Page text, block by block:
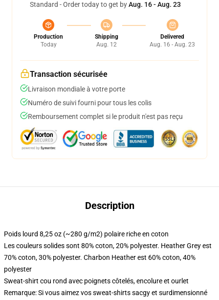
Standard - Order today to get byAug. 16 - Aug. 23
Production
Today
Shipping
Aug. 12
Delivered
Aug. 16 - Aug. 23
Transaction sécurisée
Livraison mondiale à votre porte
Numéro de suivi fourni pour tous les colis
Remboursement complet si le produit n'est pas reçu
Description
Poids lourd 8,25 oz (~280 g/m2) polaire riche en coton
Les couleurs solides sont 80% coton, 20% polyester. Heather Grey est
70% coton, 30% polyester. Charbon Heather est 60% coton, 40%
polyester
Sweat-shirt cou rond avec poignets côtelés, encolure et ourlet
Remarque: Si vous aimez vos sweat-shirts sacgy et surdimensionné